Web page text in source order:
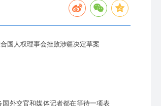
人权理事会挫败涉疆决定草案
外交官和媒体记者都在等待一项表